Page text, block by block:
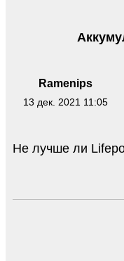
Ramenips
13 дек. 2021 11:05
Не лучше ли